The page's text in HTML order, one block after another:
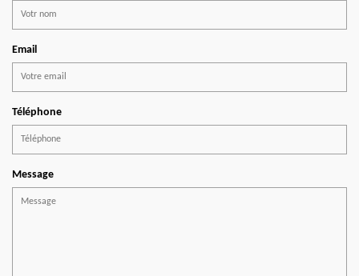
Email
Téléphone
Message